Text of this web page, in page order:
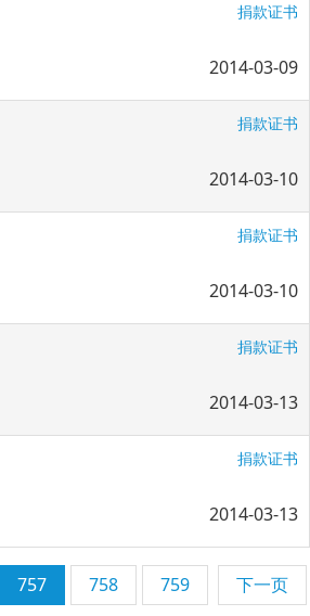
捐款证书
2014-03-09
捐款证书
2014-03-10
捐款证书
2014-03-10
捐款证书
2014-03-13
捐款证书
2014-03-13
757 758 759 下一页